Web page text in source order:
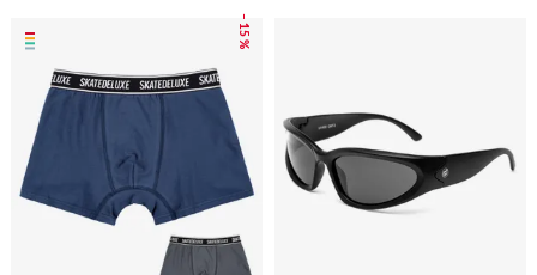
– 15 %